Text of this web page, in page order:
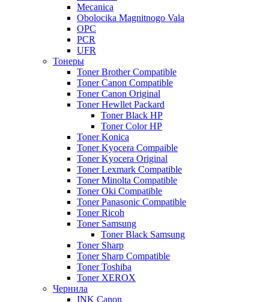
Mecanica
Obolocika Magnitnogo Vala
OPC
PCR
UFR
Тонеры
Toner Brother Compatible
Toner Canon Compatible
Toner Canon Original
Toner Hewllet Packard
Toner Black HP
Toner Color HP
Toner Konica
Toner Kyocera Compaible
Toner Kyocera Original
Toner Lexmark Compatible
Toner Minolta Compatible
Toner Oki Compatible
Toner Panasonic Compatible
Toner Ricoh
Toner Samsung
Toner Black Samsung
Toner Sharp
Toner Sharp Compatible
Toner Toshiba
Toner XEROX
Чернила
INK Canon